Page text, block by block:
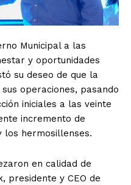
Municipal a las
y oportunidades
su deseo de que la
operaciones, pasando
iniciales a las veinte
incremento de
hermosillenses.
en calidad de
presidente y CEO de